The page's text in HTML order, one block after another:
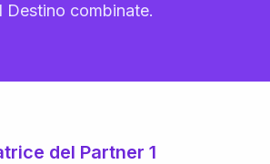
Destino combinate.
del Partner 1